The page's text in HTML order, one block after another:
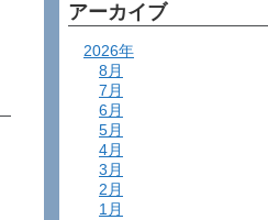
アーカイブ
2026年
8月
7月
6月
5月
4月
3月
2月
1月